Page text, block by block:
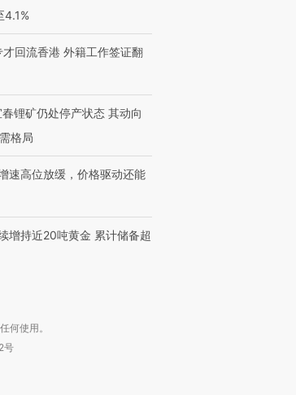
4.1%
回流香港 外籍工作签证翻
锂矿仍处停产状态 其动向
格局
速高位放缓，价格驱动还能
增持近20吨黄金 累计储备超
何使用。
号